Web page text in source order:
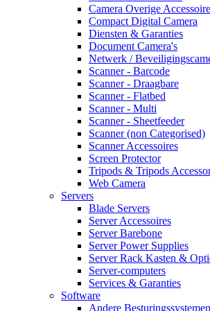
Camera Overige
Compact Digital Camera
Diensten & Garanties
Document Camera's
Netwerk /
Scanner - Barcode
Scanner - Draagbare
Scanner - Flatbed
Scanner - Multi
Scanner - Sheetfeeder
Scanner (non Categorised)
Scanner Accessoires
Screen Protector
Tripods & Tripods
Web Camera
Servers
Blade Servers
Server Accessoires
Server Barebone
Server Power Supplies
Server Rack Kasten &
Server-computers
Services & Garanties
Software
Andere Besturingssystemen